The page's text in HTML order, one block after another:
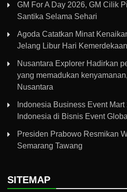
GM For A Day 2026, GM Cilik
Santika Selama Sehari
Agoda Catatkan Minat
Jelang Libur Hari Kemerdekaan
Nusantara Explorer Hadirkan
yang memadukan
Nusantara
Indonesia Business Event
Indonesia di Bisnis Event Global
Presiden Prabowo Resmikan
Semarang Tawang
SITEMAP